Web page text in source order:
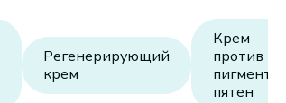
Регенерирующий
крем
Крем
против
пятен